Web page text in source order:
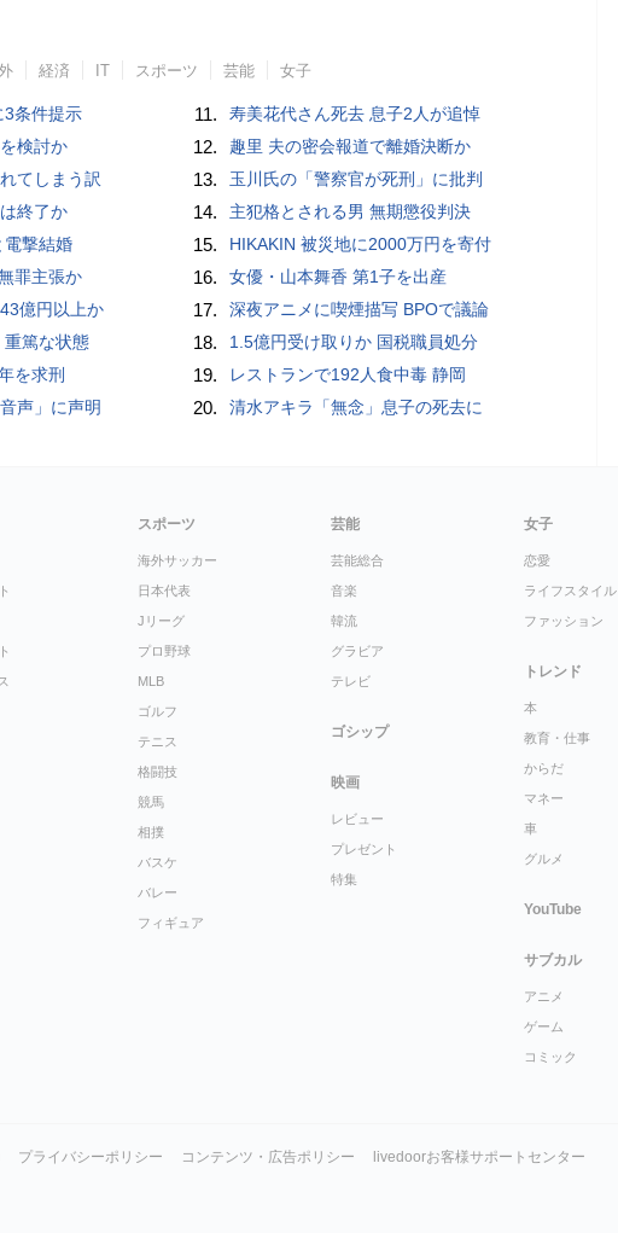
経済 IT スポーツ 芸能 女子
3条件提示
検討か
てしまう訳
終了か
電撃結婚
罪主張か
億円以上か
重篤な状態
を求刑
声」に声明
11. 寿美花代さん死去 息子2人が追悼
12. 趣里 夫の密会報道で離婚決断か
13. 玉川氏の「警察官が死刑」に批判
14. 主犯格とされる男 無期懲役判決
15. HIKAKIN 被災地に2000万円を寄付
16. 女優・山本舞香 第1子を出産
17. 深夜アニメに喫煙描写 BPOで議論
18. 1.5億円受け取りか 国税職員処分
19. レストランで192人食中毒 静岡
20. 清水アキラ「無念」息子の死去に
スポーツ
海外サッカー
日本代表
Jリーグ
プロ野球
MLB
ゴルフ
テニス
格闘技
競馬
相撲
バスケ
バレー
フィギュア
芸能
芸能総合
音楽
韓流
グラビア
テレビ
ゴシップ
映画
レビュー
プレゼント
特集
女子
恋愛
ライフスタイル
ファッション
トレンド
本
教育・仕事
からだ
マネー
車
グルメ
YouTube
サブカル
アニメ
ゲーム
コミック
プライバシーポリシー コンテンツ・広告ポリシー livedoorお客様サポートセンター